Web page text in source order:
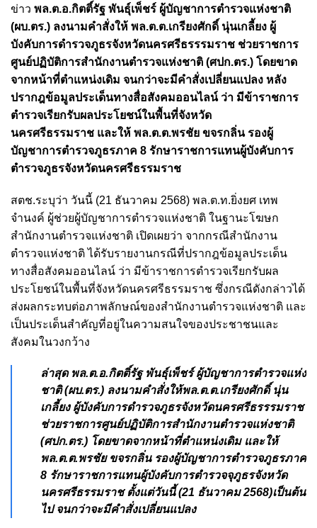
ข่าว พล.ต.อ.กิตติ์รัฐ พันธุ์เพ็ชร์ ผู้บัญชาการตำรวจแห่งชาติ
(ผบ.ตร.) ลงนามคำสั่งให้ พล.ต.ต.เกรียงศักดิ์ นุ่นเกลี้ยง ผู้
บังคับการดำรวจภูธรจังหวัดนครศรีธรรรมราช ช่วยราชการ
ศูนย์ปฏิบัติการสำนักงานตำรวจแห่งชาติ (ศปก.ตร.) โดยขาด
จากหน้าที่ตำแหน่งเดิม จนกว่าจะมีคำสั่งเปลี่ยนแปลง หลัง
ปรากฎข้อมูลประเด็นทางสื่อสังคมออนไลน์ ว่า มีข้าราชการ
ตำรวจเรียกรับผลประโยชน์ในพื้นที่จังหวัด
นครศรีธรรมราช และให้ พล.ต.ต.พรชัย ขจรกลิ่น รองผู้
บัญชาการตำรวจภูธรภาค 8 รักษาราชการแทนผู้บังคับการ
ตำรวจภูธรจังหวัดนครศรีธรรมราช
สตช.ระบุว่า วันนี้ (21 ธันวาคม 2568) พล.ต.ท.ยิ่งยศ เทพ
จำนงค์ ผู้ช่วยผู้บัญชาการตำรวจแห่งชาติ ในฐานะโฆษก
สำนักงานตำรวจแห่งชาติ เปิดเผยว่า จากกรณีสำนักงาน
ตำรวจแห่งชาติ ได้รับรายงานกรณีที่ปรากฎข้อมูลประเด็น
ทางสื่อสังคมออนไลน์ ว่า มีข้าราชการตำรวจเรียกรับผล
ประโยชน์ในพื้นที่จังหวัดนครศรีธรรมราช ซึ่งกรณีดังกล่าวได้
ส่งผลกระทบต่อภาพลักษณ์ของสำนักงานตำรวจแห่งชาติ และ
เป็นประเด็นสำคัญที่อยู่ในความสนใจของประชาชนและ
สังคมในวงกว้าง
ล่าสุด พล.ต.อ.กิตติ์รัฐ พันธุ์เพ็ชร์ ผู้บัญชาการตำรวจแห่ง
ชาติ (ผบ.ตร.) ลงนามคำสั่งให้พล.ต.ต.เกรียงศักดิ์ นุ่น
เกลี้ยง ผู้บังคับการดำรวจภูธรจังหวัดนครศรีธรรรมราช
ช่วยราชการศูนย์ปฏิบัติการสำนักงานตำรวจแห่งชาติ
(ศปก.ตร.) โดยขาดจากหน้าที่ตำแหน่งเดิม และให้
พล.ต.ต.พรชัย ขจรกลิ่น รองผู้บัญชาการตำรวจภูธรภาค
8 รักษาราชการแทนผู้บังคับการตำรวจจุภูธรจังหวัด
นครศรีธรรมราช ตั้งแต่วันนี้ (21 ธันวาคม 2568)เป็นต้น
ไป จนกว่าจะมีคำสั่งเปลี่ยนแปลง